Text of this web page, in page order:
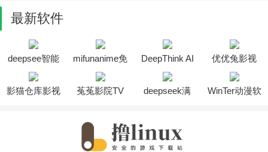
最新软件
deepsee智能
助手软件
mifunanime免
费版
DeepThink AI
软件
优优兔影视
2025最新版安
装
影猫仓库影视
菟菟影院TV
deepseek满
WinTer动漫软